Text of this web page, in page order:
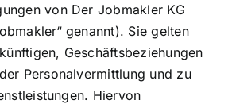
von Der Jobmakler KG
genannt). Sie gelten
Geschäftsbeziehungen
Personalvermittlung und zu
Hiervon